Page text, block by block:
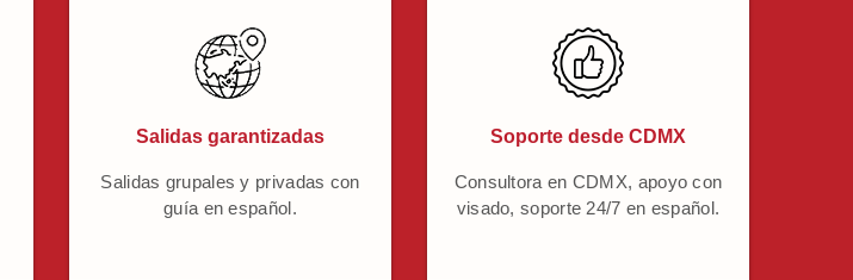
Salidas garantizadas
Salidas grupales y privadas con
guía en español.
Soporte desde CDMX
Consultora en CDMX, apoyo con
visado, soporte 24/7 en español.